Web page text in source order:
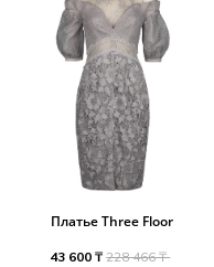
Платье Three Floor
43 600 ₸228 466 ₸